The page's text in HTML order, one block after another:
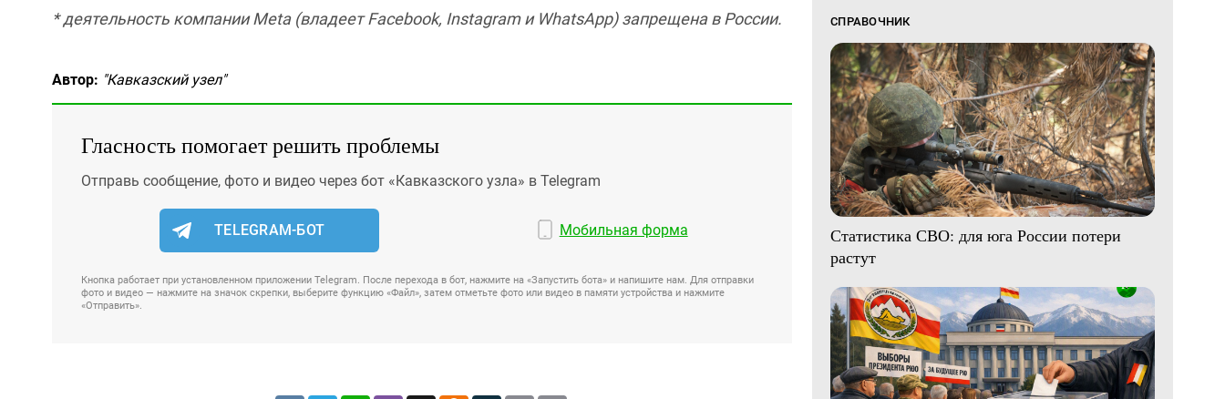
* деятельность компании Meta (владеет Facebook, Instagram и WhatsApp) запрещена в России.
Автор: "Кавказский узел"
Гласность помогает решить проблемы
Отправь сообщение, фото и видео через бот «Кавказского узла» в Telegram
TELEGRAM-БОТ Мобильная форма
Кнопка работает при установленном приложении Telegram. После перехода в бот, нажмите на «Запустить бота» и напишите нам. Для отправки
фото и видео — нажмите на значок скрепки, выберите функцию «Файл», затем отметьте фото или видео в памяти устройства и нажмите
«Отправить».
СПРАВОЧНИК
Статистика СВО: для юга России потери
растут